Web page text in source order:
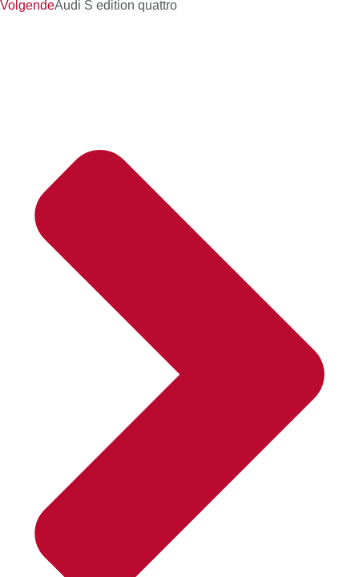
VolgendeAudi S edition quattro